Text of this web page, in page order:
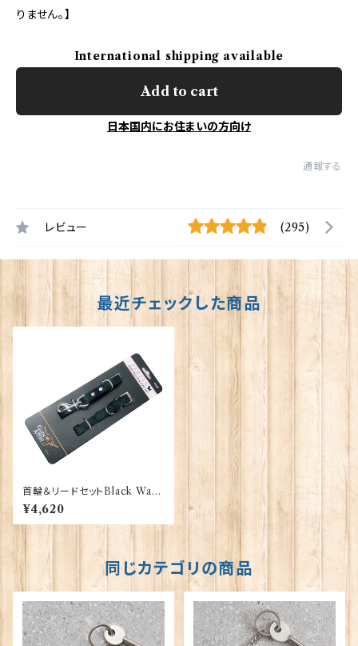
りません。】
International shipping available
Add to cart
日本国内にお住まいの方向け
通報する
レビュー (295)
最近チェックした商品
首輪＆リードセットBlack Watc
h【Ｓ】Glen Appin of Scotlan
d 90237
¥4,620
同じカテゴリの商品